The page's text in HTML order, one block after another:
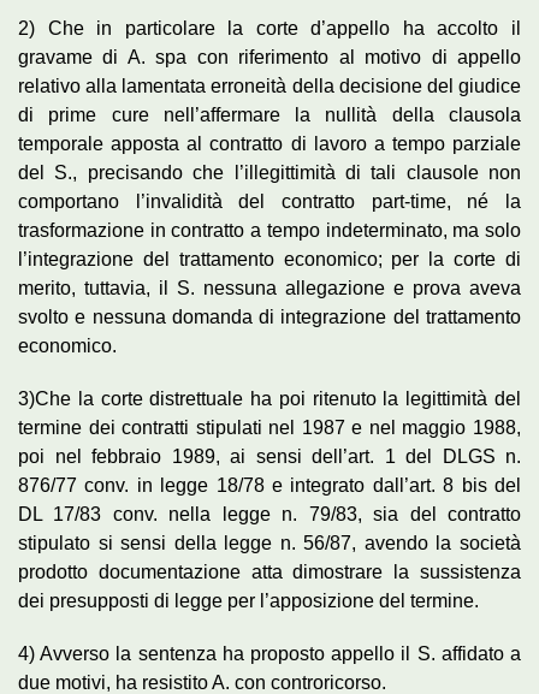
2) Che in particolare la corte d’appello ha accolto il
gravame di A. spa con riferimento al motivo di appello
relativo alla lamentata erroneità della decisione del giudice
di prime cure nell’affermare la nullità della clausola
temporale apposta al contratto di lavoro a tempo parziale
del S., precisando che l’illegittimità di tali clausole non
comportano l’invalidità del contratto part-time, né la
trasformazione in contratto a tempo indeterminato, ma solo
l’integrazione del trattamento economico; per la corte di
merito, tuttavia, il S. nessuna allegazione e prova aveva
svolto e nessuna domanda di integrazione del trattamento
economico.
3)Che la corte distrettuale ha poi ritenuto la legittimità del
termine dei contratti stipulati nel 1987 e nel maggio 1988,
poi nel febbraio 1989, ai sensi dell’art. 1 del DLGS n.
876/77 conv. in legge 18/78 e integrato dall’art. 8 bis del
DL 17/83 conv. nella legge n. 79/83, sia del contratto
stipulato si sensi della legge n. 56/87, avendo la società
prodotto documentazione atta dimostrare la sussistenza
dei presupposti di legge per l’apposizione del termine.
4) Avverso la sentenza ha proposto appello il S. affidato a
due motivi, ha resistito A. con controricorso.